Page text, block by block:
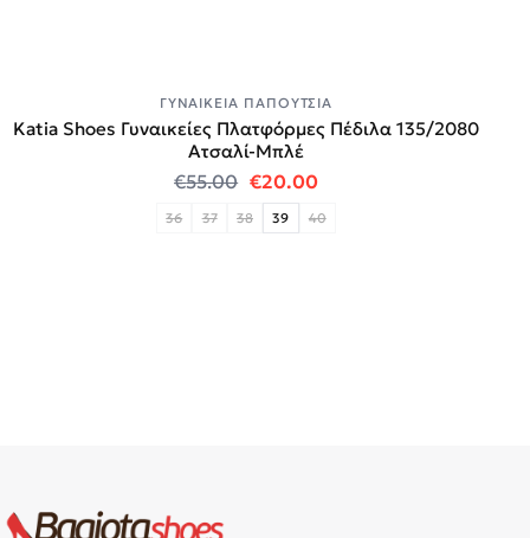
ΓΥΝΑΙΚΕΊΑ ΠΑΠΟΎΤΣΙΑ
Katia Shoes Γυναικείες Πλατφόρμες Πέδιλα 135/2080
Ατσαλί-Μπλέ
€55.00 Original price was: €55.00.
€20.00Η τρέχουσα τιμή
36 37 38 39 40